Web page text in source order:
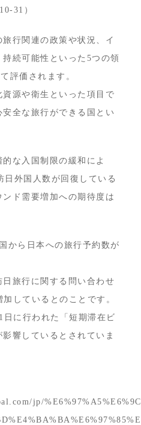
31）
行関連の政策や状況、イ
続可能性といった5つの領
評価されます。
源や衛生といった項目で
全な旅行ができる国とい
な入国制限の緩和によ
日外国人数が回復している
ド需要増加への期待度は
から日本への旅行予約数が
旅行に関する問い合わせ
しているとのことです。
に行われた「短期滞在ビ
響しているとされていま
jp/